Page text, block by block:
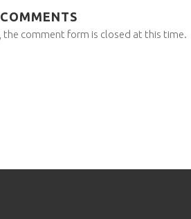
the comment form is closed at this time.